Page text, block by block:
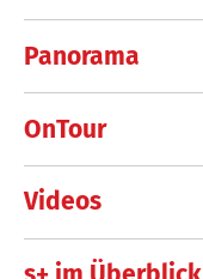
Panorama
OnTour
Videos